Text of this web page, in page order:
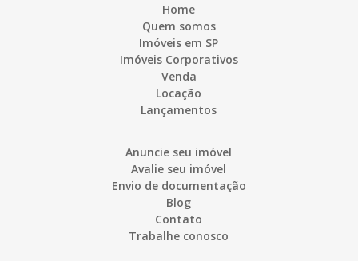
Home
Quem somos
Imóveis em SP
Imóveis Corporativos
Venda
Locação
Lançamentos
Anuncie seu imóvel
Avalie seu imóvel
Envio de documentação
Blog
Contato
Trabalhe conosco